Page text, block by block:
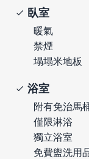
臥室
暖氣
禁煙
塌塌米地板
浴室
附有免治馬
僅限淋浴
獨立浴室
免費盥洗用